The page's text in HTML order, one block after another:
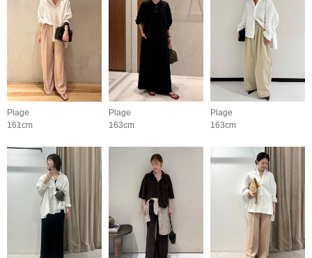
Plage
161cm
Plage
163cm
Plage
163cm